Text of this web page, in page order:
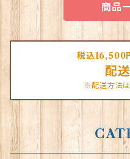
商品
税込16,500
配
※配送方法は